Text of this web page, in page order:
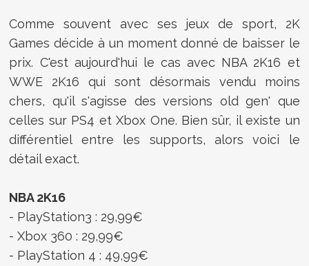
Comme souvent avec ses jeux de sport, 2K
Games décide à un moment donné de baisser le
prix. C'est aujourd'hui le cas avec NBA 2K16 et
WWE 2K16 qui sont désormais vendu moins
chers, qu'il s'agisse des versions old gen' que
celles sur PS4 et Xbox One. Bien sûr, il existe un
différentiel entre les supports, alors voici le
détail exact.
NBA 2K16
- PlayStation3 : 29,99€
- Xbox 360 : 29,99€
- PlayStation 4 : 49,99€